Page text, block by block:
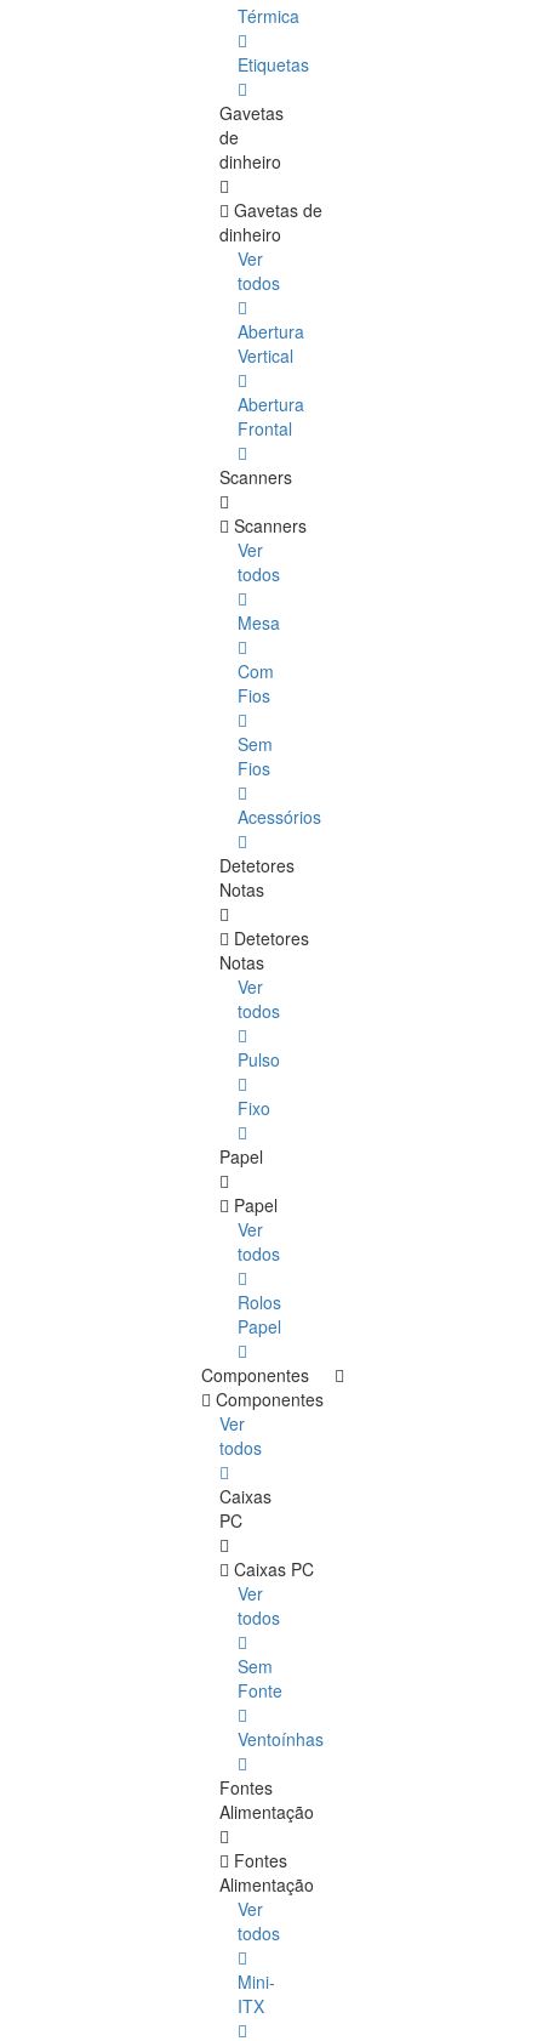
Térmica
Etiquetas
Gavetas
de
dinheiro
Gavetas de
dinheiro
Ver
todos
Abertura
Vertical
Abertura
Frontal
Scanners
Scanners
Ver
todos
Mesa
Com
Fios
Sem
Fios
Acessórios
Detetores
Notas
Detetores
Notas
Ver
todos
Pulso
Fixo
Papel
Papel
Ver
todos
Rolos
Papel
Componentes
Componentes
Ver
todos
Caixas
PC
Caixas PC
Ver
todos
Sem
Fonte
Ventoínhas
Fontes
Alimentação
Fontes
Alimentação
Ver
todos
Mini-
ITX